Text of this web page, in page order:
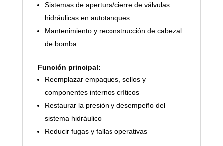
Sistemas de apertura/cierre de válvulas
hidráulicas en autotanques
Mantenimiento y reconstrucción de cabezal
de bomba
Función principal:
Reemplazar empaques, sellos y
componentes internos críticos
Restaurar la presión y desempeño del
sistema hidráulico
Reducir fugas y fallas operativas